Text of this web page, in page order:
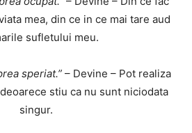
mea, din ce in ce mai tare aud
sufletului meu.
speriat.” – Devine – Pot realiza
stiu ca nu sunt niciodata
singur.